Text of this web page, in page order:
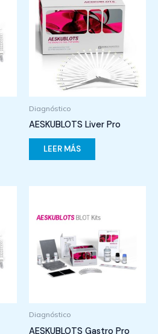
Diagnóstico
AESKUBLOTS Liver Pro
LEER MÁS
Diagnóstico
AESKUBLOTS Gastro Pro